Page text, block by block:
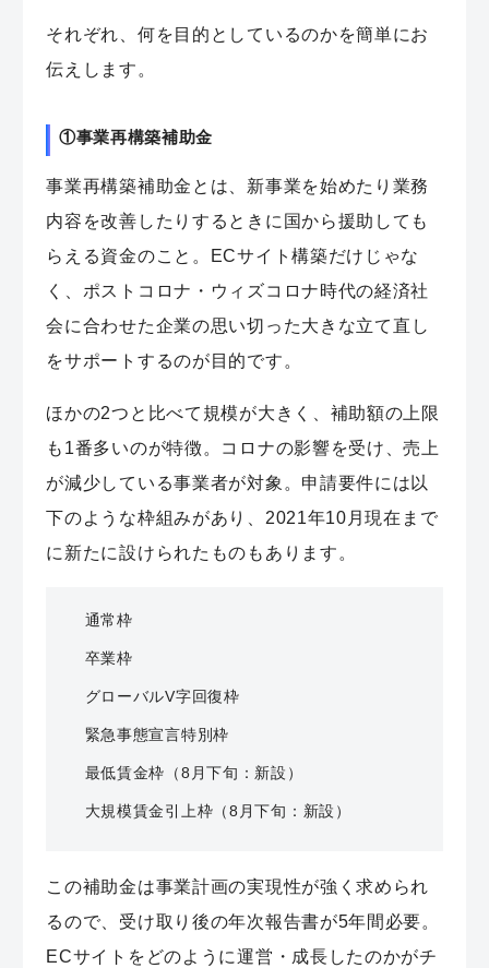
それぞれ、何を目的としているのかを簡単にお
伝えします。
①事業再構築補助金
事業再構築補助金とは、新事業を始めたり業務
内容を改善したりするときに国から援助しても
らえる資金のこと。ECサイト構築だけじゃな
く、ポストコロナ・ウィズコロナ時代の経済社
会に合わせた企業の思い切った大きな立て直し
をサポート するのが目的です。
ほかの2つと比べて規模が大きく、補助額の上限
も1番多いのが特徴。コロナの影響を受け、売上
が減少している事業者が対象。申請要件には以
下のような枠組みがあり、2021年10月現在まで
に新たに設けられたものもあります。
通常枠
卒業枠
グローバルV字回復枠
緊急事態宣言特別枠
最低賃金枠（8月下旬：新設）
大規模賃金引上枠（8月下旬：新設）
この補助金は事業計画の実現性が強く求められ
るので、受け取り後の年次報告書が5年間必要。
ECサイトをどのように運営・成長したのかがチ